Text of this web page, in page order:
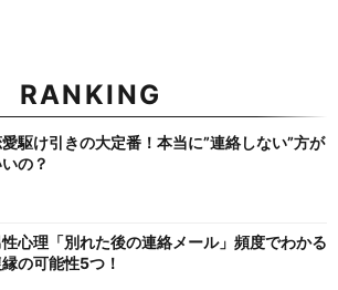
RANKING
駆け引きの大定番！本当に”連絡しない”方が
の？
性心理「別れた後の連絡メール」頻度でわかる
の可能性5つ！